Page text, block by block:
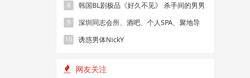
航
8
韩国BL剧极品《好久不见》 杀手间的男男
禁恋，要性命还是爱情？
9
深圳同志会所、酒吧、个人SPA、聚地导
航
10 诱惑男体NickY
网友关注